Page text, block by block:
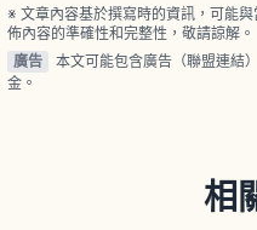
※ 文章內容基於撰寫時的資訊，可能
佈內容的準確性和完整性，敬請諒解。
廣告
本文可能包含廣告（聯盟連結
金。
相